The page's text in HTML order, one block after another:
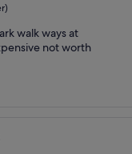
walk ways at
not worth